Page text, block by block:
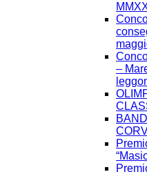
–